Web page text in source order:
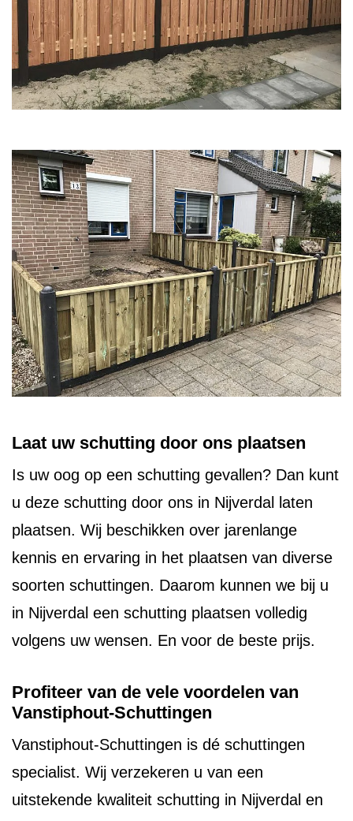
Laat uw schutting door ons plaatsen
Is uw oog op een schutting gevallen? Dan kunt
u deze schutting door ons in Nijverdal laten
plaatsen. Wij beschikken over jarenlange
kennis en ervaring in het plaatsen van diverse
soorten schuttingen. Daarom kunnen we bij u
in Nijverdal een schutting plaatsen volledig
volgens uw wensen. En voor de beste prijs.
Profiteer van de vele voordelen van
Vanstiphout-Schuttingen
Vanstiphout-Schuttingen is dé schuttingen
specialist. Wij verzekeren u van een
uitstekende kwaliteit schutting in Nijverdal en